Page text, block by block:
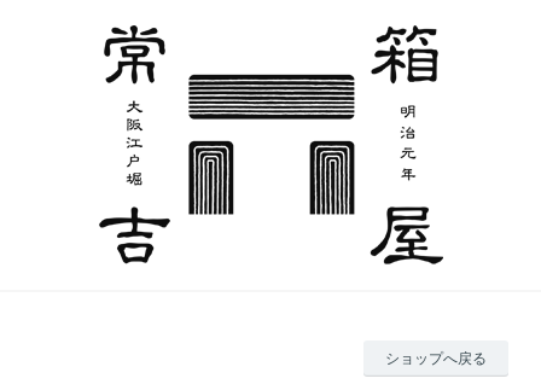
ショップへ戻る